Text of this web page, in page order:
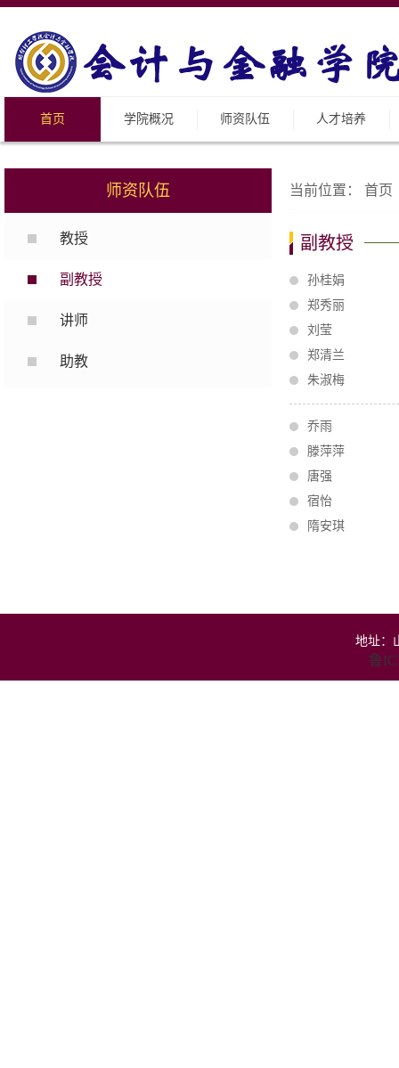
首页 学院概况 师资队伍 人才培养
师资队伍
教授
副教授
讲师
助教
当前位置： 首页
副教授
孙桂娟
郑秀丽
刘莹
郑清兰
朱淑梅
乔雨
滕萍萍
唐强
宿怡
隋安琪
地址：
鲁